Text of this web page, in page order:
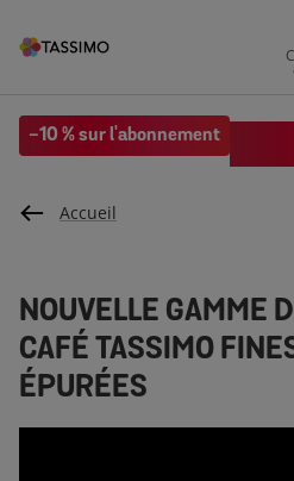
-10 % sur l'abonnement
Accueil
NOUVELLE GAMME
CAFÉ TASSIMO
ÉPURÉES